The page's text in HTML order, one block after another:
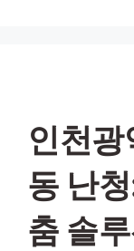
인천광
동 난
춤 솔